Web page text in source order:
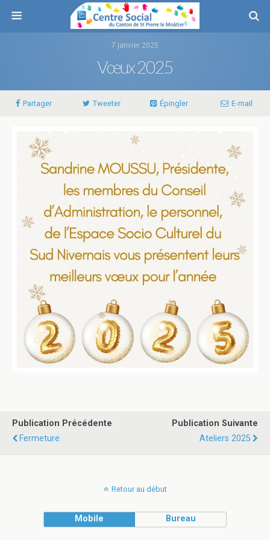
7 janvier 2025
Vœux 2025
Partager Tweeter Épingler E-mail
Publication Précédente
Fermeture
Publication Suivante
Ateliers 2025
Retour au début
Mobile Bureau